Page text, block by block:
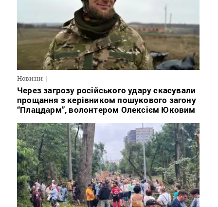
Новини
Через загрозу російського удару скасували
прощання з керівником пошукового загону
“Плацдарм”, волонтером Олексієм Юковим